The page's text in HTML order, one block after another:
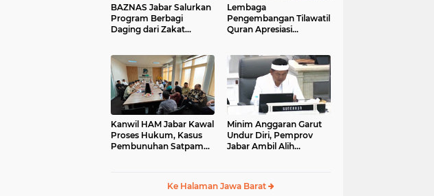
BAZNAS Jabar Salurkan
Program Berbagi
Daging dari Zakat
Purwakarta
Lembaga
Pengembangan Tilawatil
Quran Apresiasi
Langsung MTQ Jabar
Kanwil HAM Jabar Kawal
Proses Hukum, Kasus
Pembunuhan Satpam
Minim Anggaran Garut
Undur Diri, Pemprov
Jabar Ambil Alih
Ke Halaman Jawa Barat